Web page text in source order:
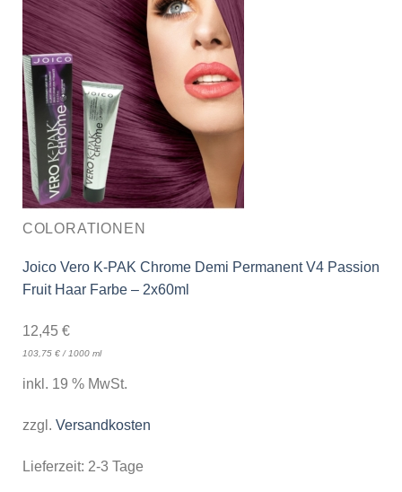
COLORATIONEN
Joico Vero K-PAK Chrome Demi Permanent V4 Passion
Fruit Haar Farbe – 2x60ml
12,45 €
103,75 €/ 1000 ml
inkl. 19 % MwSt.
zzgl. Versandkosten
Lieferzeit: 2-3 Tage